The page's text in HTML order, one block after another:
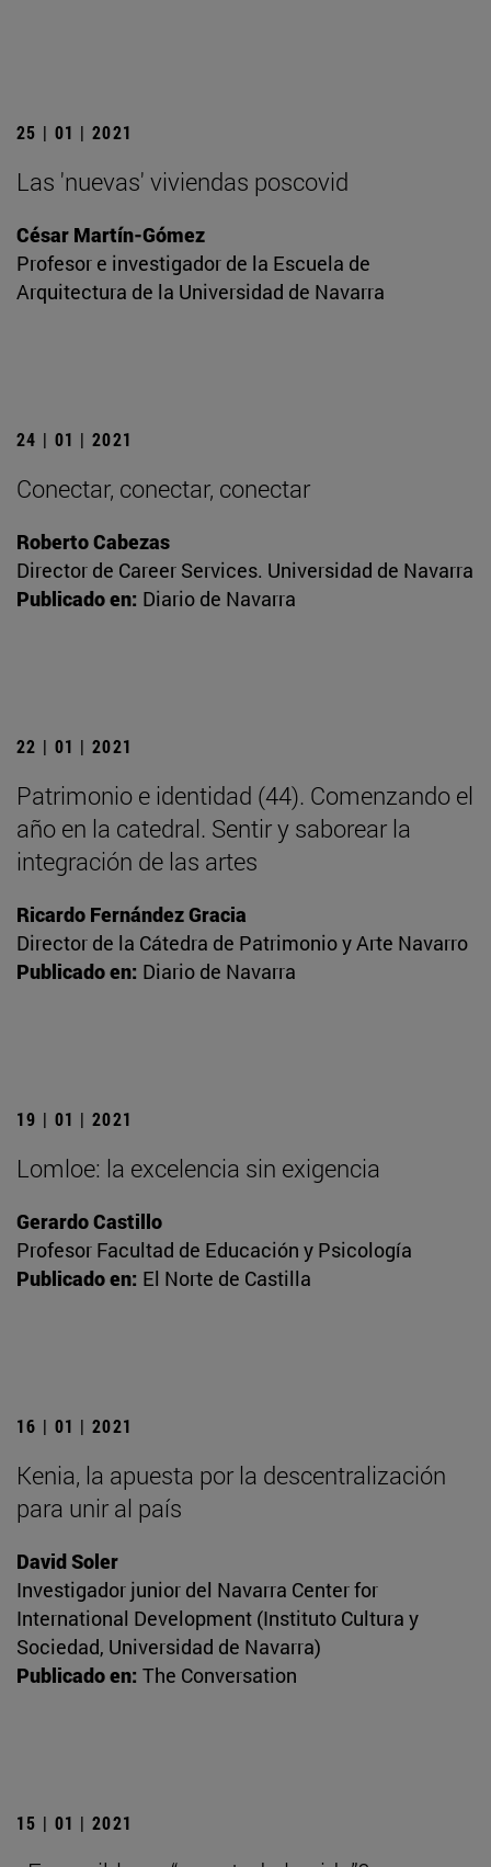
25 | 01 | 2021
Las 'nuevas' viviendas poscovid
César Martín-Gómez
Profesor e investigador de la Escuela de
Arquitectura de la Universidad de Navarra
24 | 01 | 2021
Conectar, conectar, conectar
Roberto Cabezas
Director de Career Services. Universidad de Navarra
Publicado en: Diario de Navarra
22 | 01 | 2021
Patrimonio e identidad (44). Comenzando el
año en la catedral. Sentir y saborear la
integración de las artes
Ricardo Fernández Gracia
Director de la Cátedra de Patrimonio y Arte Navarro
Publicado en: Diario de Navarra
19 | 01 | 2021
Lomloe: la excelencia sin exigencia
Gerardo Castillo
Profesor Facultad de Educación y Psicología
Publicado en: El Norte de Castilla
16 | 01 | 2021
Kenia, la apuesta por la descentralización
para unir al país
David Soler
Investigador junior del Navarra Center for
International Development (Instituto Cultura y
Sociedad, Universidad de Navarra)
Publicado en: The Conversation
15 | 01 | 2021